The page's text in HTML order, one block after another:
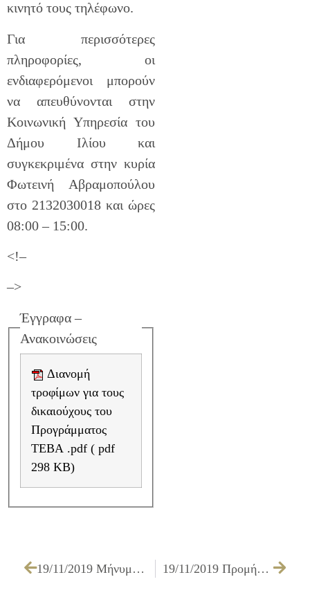
κινητό τους τηλέφωνο.
Για περισσότερες
πληροφορίες, οι
ενδιαφερόμενοι μπορούν
να απευθύνονται στην
Κοινωνική Υπηρεσία του
Δήμου Ιλίου και
συγκεκριμένα στην κυρία
Φωτεινή Αβραμοπούλου
στο 2132030018 και ώρες
08:00 – 15:00.
<!–
–>
Έγγραφα –
Ανακοινώσεις
τροφίμων για τους
δικαιούχους του
Προγράμματος
ΤΕΒΑ .pdf ( pdf
298 KB)
19/11/2019 Μήνυμα Ζωής εξέπεμψε αγώνας καλαθοσφαίρισης γυναικών στον Δήμο Ιλίου 19/11/2019 Προμήθεια τροφίμων για τη λειτουργία του Κοινωνικού Παντοπωλείου του Δήμου Ιλίου